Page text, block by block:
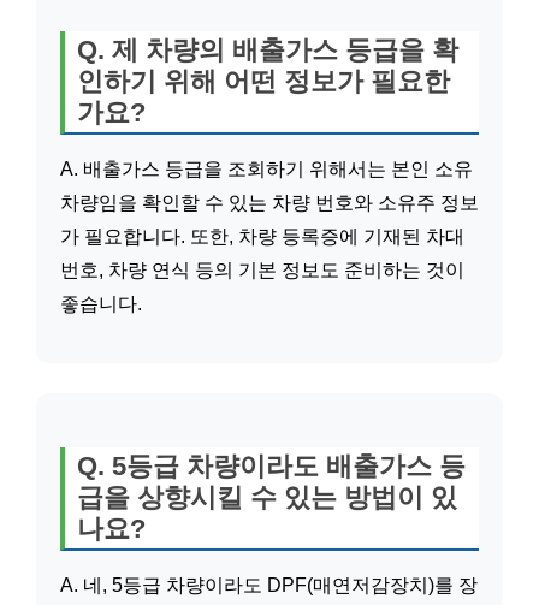
Q. 제 차량의 배출가스 등급을 확
인하기 위해 어떤 정보가 필요한
가요?
A. 배출가스 등급을 조회하기 위해서는 본인 소유
차량임을 확인할 수 있는 차량 번호와 소유주 정보
가 필요합니다. 또한, 차량 등록증에 기재된 차대
번호, 차량 연식 등의 기본 정보도 준비하는 것이
좋습니다.
Q. 5등급 차량이라도 배출가스 등
급을 상향시킬 수 있는 방법이 있
나요?
A. 네, 5등급 차량이라도 DPF(매연저감장치)를 장